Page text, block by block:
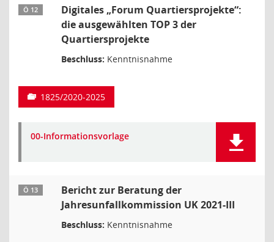
Ö 12
Digitales „Forum Quartiersprojekte“:
die ausgewählten TOP 3 der
Quartiersprojekte
Beschluss: Kenntnisnahme
1825/2020-2025
00-Informationsvorlage
Ö 13
Bericht zur Beratung der
Jahresunfallkommission UK 2021-III
Beschluss: Kenntnisnahme